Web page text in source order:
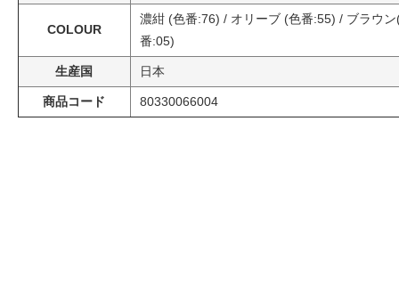
COLOUR
濃紺 (色番:76) / オリーブ (色番:55) / ブラウ
番:05)
生産国 日本
商品コード 80330066004